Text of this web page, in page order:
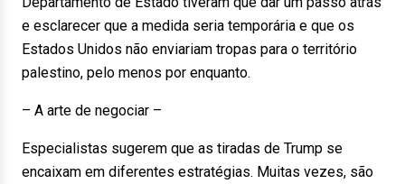
e esclarecer que a medida seria temporária e que os
Estados Unidos não enviariam tropas para o território
palestino, pelo menos por enquanto.
– A arte de negociar –
Especialistas sugerem que as tiradas de Trump se
encaixam em diferentes estratégias. Muitas vezes, são